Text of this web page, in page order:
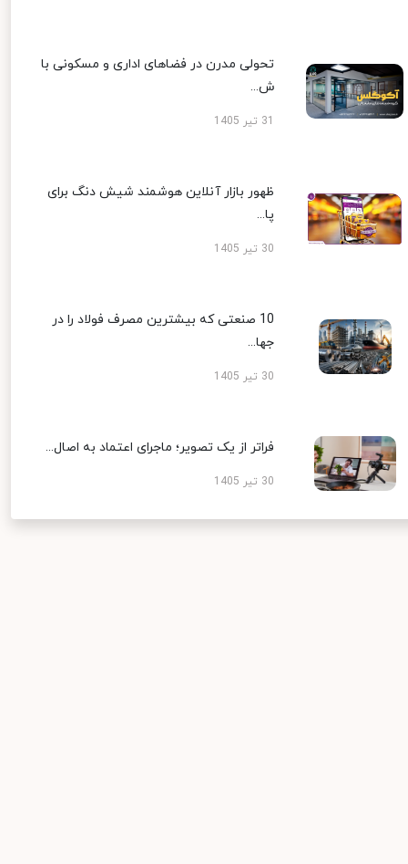
تحولی مدرن در فضاهای اداری و مسکونی با
ش...
ظهور بازار آنلاین هوشمند شیش دنگ برای
پا...
30 تیر 1405
10 صنعتی که بیشترین مصرف فولاد را در
جها...
30 تیر 1405
فراتر از یک تصویر؛ ماجرای اعتماد به اصال...
30 تیر 1405